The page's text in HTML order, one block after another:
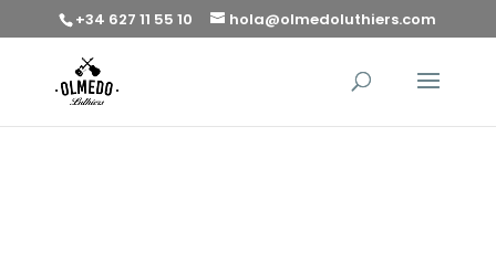
+34 627 11 55 10 hola@olmedoluthiers.com